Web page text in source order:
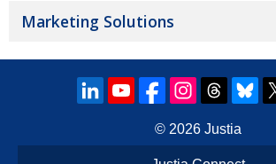
Marketing Solutions
© 2026 Justia